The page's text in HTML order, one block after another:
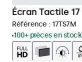
Écran Tactile
Référence : 17TS7M
100+ pièces en stock